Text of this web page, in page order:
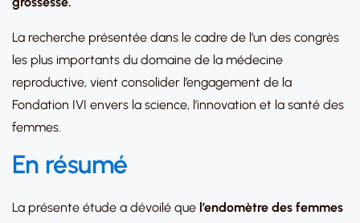
La recherche présentée dans le cadre de l’un des congrès
les plus importants du domaine de la médecine
reproductive, vient consolider l’engagement de la
Fondation IVI envers la science, l’innovation et la santé des
femmes.
En résumé
La présente étude a dévoilé que l’endomètre des femmes